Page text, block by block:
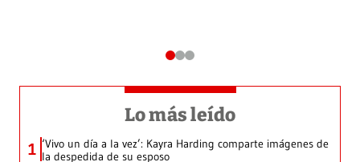
Lo más leído
1 ‘Vivo un día a la vez’: Kayra Harding comparte imágenes de
la despedida de su esposo